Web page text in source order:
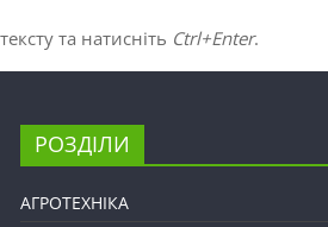
та натисніть Ctrl+Enter.
РОЗДІЛИ
АГРОТЕХНІКА